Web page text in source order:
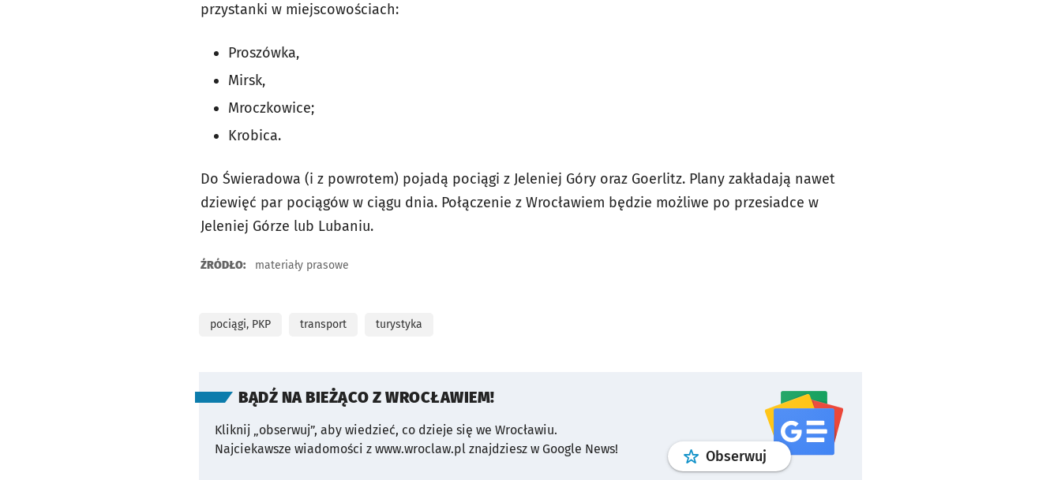
przystanki w miejscowościach:
Proszówka,
Mirsk,
Mroczkowice;
Krobica.
Do Świeradowa (i z powrotem) pojadą pociągi z Jeleniej Góry oraz Goerlitz. Plany zakładają nawet
dziewięć par pociągów w ciągu dnia. Połączenie z Wrocławiem będzie możliwe po przesiadce w
Jeleniej Górze lub Lubaniu.
ŹRÓDŁO: materiały prasowe
pociągi, PKP transport turystyka
BĄDŹ NA BIEŻĄCO Z WROCŁAWIEM!
Kliknij „obserwuj”, aby wiedzieć, co dzieje się we Wrocławiu.
Najciekawsze wiadomości z www.wroclaw.pl znajdziesz w Google News!
Obserwuj profilgoogle news